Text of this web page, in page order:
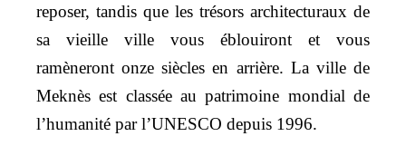
reposer, tandis que les trésors architecturaux de
sa vieille ville vous éblouiront et vous
ramèneront onze siècles en arrière. La ville de
Meknès est classée au patrimoine mondial de
l’humanité par l’UNESCO depuis 1996.